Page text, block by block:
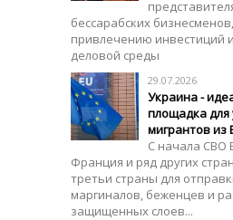
бессарабских
привлечению инвестиций
деловой среды
29.07.2026
Украина -
площадка
мигрантов из
С начала СВО
Франция и ряд других
третьи страны для
маргиналов, беженцев и
защищенных слоев...